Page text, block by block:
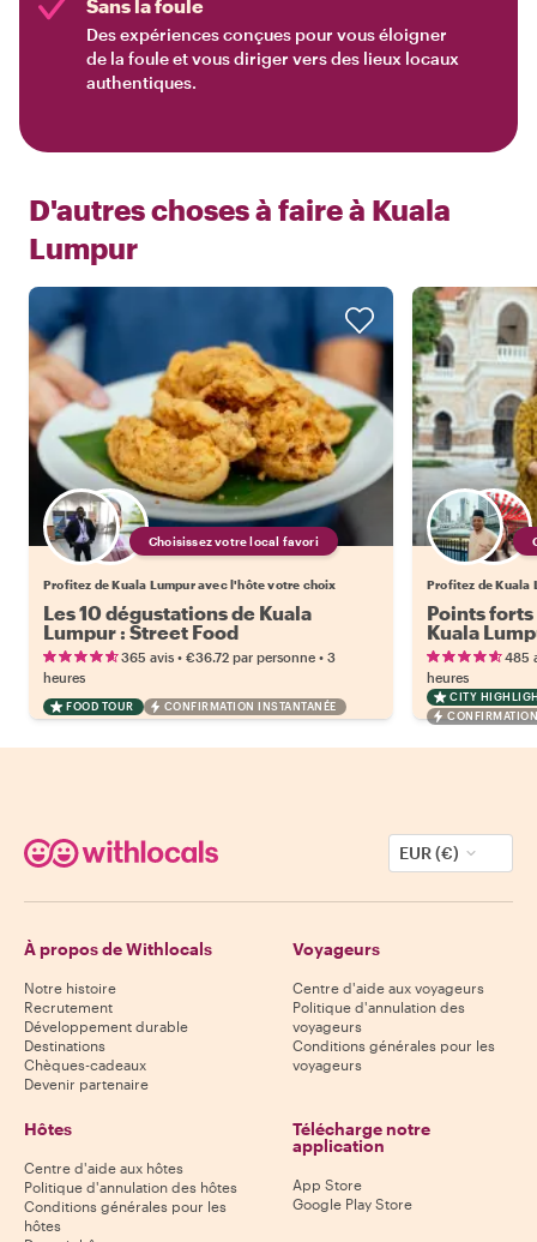
Sans la foule
Des expériences conçues pour vous éloigner
de la foule et vous diriger vers des lieux locaux
authentiques.
D'autres choses à faire à Kuala
Lumpur
Choisissez votre local favori
Profitez de Kuala Lumpur avec l'hôte votre choix
Les 10 dégustations de Kuala
Lumpur : Street Food
365 avis • €36.72 par personne • 3
heures
FOOD TOUR CONFIRMATION INSTANTANÉE
Profitez de Kuala
Points
Kuala
485
heures
CITY
EUR (€)
À propos de Withlocals
Notre histoire
Recrutement
Développement durable
Destinations
Chèques-cadeaux
Devenir partenaire
Voyageurs
Centre d'aide aux voyageurs
Politique d'annulation des
voyageurs
Conditions générales pour les
voyageurs
Hôtes
Centre d'aide aux hôtes
Politique d'annulation des hôtes
Conditions générales pour les
hôtes
Télécharge notre
application
App Store
Google Play Store